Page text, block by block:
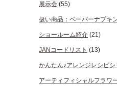
展示会 (55)
扱い商品：ペーパーナプキ
ショールーム紹介 (21)
JANコードリスト (13)
かんたん♪アレンジレシピシ
アーティフィシャルフラワ